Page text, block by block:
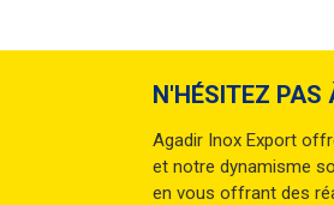
N'HÉSITEZ PAS
Agadir Inox Export
et notre dynamisme
en vous offrant des